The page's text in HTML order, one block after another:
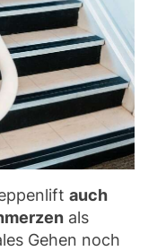
auch
als
Gehen noch